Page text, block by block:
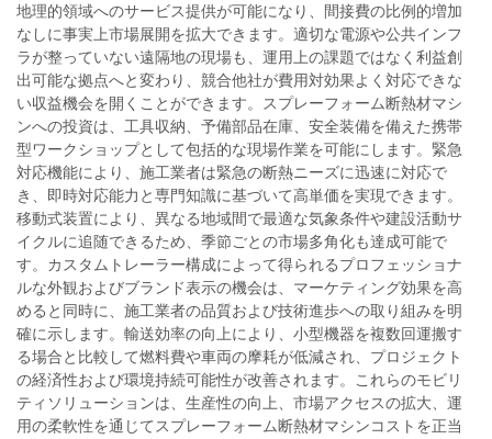
地理的領域へのサービス提供が可能になり、間接費の比例的増加
なしに事実上市場展開を拡大できます。適切な電源や公共インフ
ラが整っていない遠隔地の現場も、運用上の課題ではなく利益創
出可能な拠点へと変わり、競合他社が費用対効果よく対応できな
い収益機会を開くことができます。スプレーフォーム断熱材マシ
ンへの投資は、工具収納、予備部品在庫、安全装備を備えた携帯
型ワークショップとして包括的な現場作業を可能にします。緊急
対応機能により、施工業者は緊急の断熱ニーズに迅速に対応で
き、即時対応能力と専門知識に基づいて高単価を実現できます。
移動式装置により、異なる地域間で最適な気象条件や建設活動サ
イクルに追随できるため、季節ごとの市場多角化も達成可能で
す。カスタムトレーラー構成によって得られるプロフェッショナ
ルな外観およびブランド表示の機会は、マーケティング効果を高
めると同時に、施工業者の品質および技術進歩への取り組みを明
確に示します。輸送効率の向上により、小型機器を複数回運搬す
る場合と比較して燃料費や車両の摩耗が低減され、プロジェクト
の経済性および環境持続可能性が改善されます。これらのモビリ
ティソリューションは、生産性の向上、市場アクセスの拡大、運
用の柔軟性を通じてスプレーフォーム断熱材マシンコストを正当